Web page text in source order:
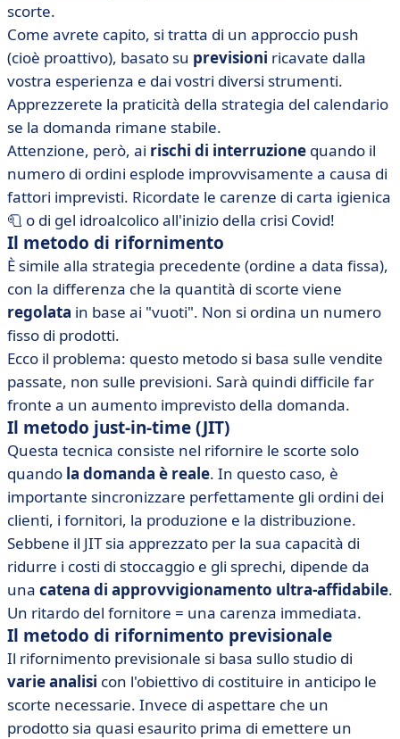
scorte.
Come avrete capito, si tratta di un approccio push
(cioè proattivo), basato su previsioni ricavate dalla
vostra esperienza e dai vostri diversi strumenti.
Apprezzerete la praticità della strategia del calendario
se la domanda rimane stabile.
Attenzione, però, ai rischi di interruzione quando il
numero di ordini esplode improvvisamente a causa di
fattori imprevisti. Ricordate le carenze di carta igienica
🧻 o di gel idroalcolico all'inizio della crisi Covid!
Il metodo di rifornimento
È simile alla strategia precedente (ordine a data fissa),
con la differenza che la quantità di scorte viene
regolata in base ai "vuoti". Non si ordina un numero
fisso di prodotti.
Ecco il problema: questo metodo si basa sulle vendite
passate, non sulle previsioni. Sarà quindi difficile far
fronte a un aumento imprevisto della domanda.
Il metodo just-in-time (JIT)
Questa tecnica consiste nel rifornire le scorte solo
quando la domanda è reale. In questo caso, è
importante sincronizzare perfettamente gli ordini dei
clienti, i fornitori, la produzione e la distribuzione.
Sebbene il JIT sia apprezzato per la sua capacità di
ridurre i costi di stoccaggio e gli sprechi, dipende da
una catena di approvvigionamento ultra-affidabile.
Un ritardo del fornitore = una carenza immediata.
Il metodo di rifornimento previsionale
Il rifornimento previsionale si basa sullo studio di
varie analisi con l'obiettivo di costituire in anticipo le
scorte necessarie. Invece di aspettare che un
prodotto sia quasi esaurito prima di emettere un